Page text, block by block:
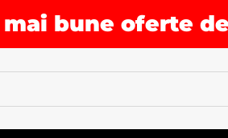
mai bune oferte